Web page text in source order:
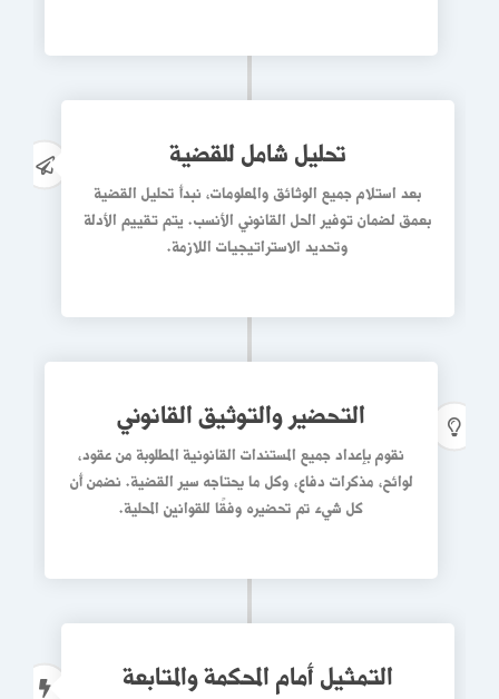
تحليل شامل للقضية
بعد استلام جميع الوثائق والمعلومات، نبدأ تحليل القضية
بعمق لضمان توفير الحل القانوني الأنسب. يتم تقييم الأدلة
وتحديد الاستراتيجيات اللازمة.
التحضير والتوثيق القانوني
نقوم بإعداد جميع المستندات القانونية المطلوبة منعقود،
لوائح، مذكرات دفاع، وكل ما يحتاجه سير القضية. نضمن أن
كل شيء تم تحضيره وفقًا للقوانين المحلية.
التمثيل أمام المحكمة والمتابعة